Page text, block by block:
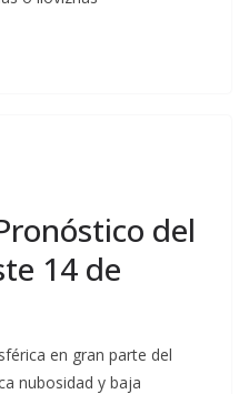
del
14 de
en gran parte del
nubosidad y baja